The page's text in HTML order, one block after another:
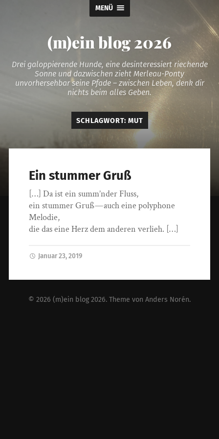
MENÜ
(m)ein blog 2026
Drei galoppierende Hunde, eine desinteressiert riechende
Sonne und dazwischen zieht Merleau-Ponty
unvorhersehbar seine Pfade – zwischen Leben, denk dir
nichts beim alles Geben.
SCHLAGWORT: MUT
Ein stummer Gruß
[…] Da ist ein summ’nder Fluss,
ein stummer Gruß — auch eine polyphone
Melodie,
die das eine Herz dem anderen verlieh. […]
Januar 23, 2019
© 2026 (m)ein blog 2026. Theme von Anders Norén.